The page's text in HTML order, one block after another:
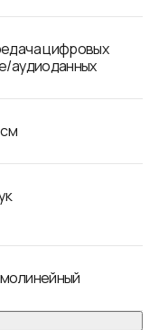
цифровых
аудиоданных
см